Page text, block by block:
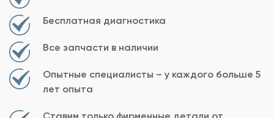
Бесплатная диагностика
Все запчасти в наличии
Опытные специалисты – у каждого больше 5
лет опыта